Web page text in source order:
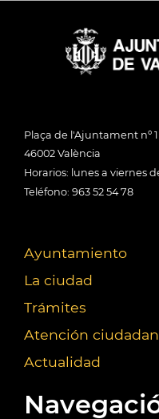
Plaça de l'Ajuntament nº 1
46002 València
Horarios: lunes a viernes
Teléfono: 963 52 54 78
Ayuntamiento
La ciudad
Trámites
Atención
Actualidad